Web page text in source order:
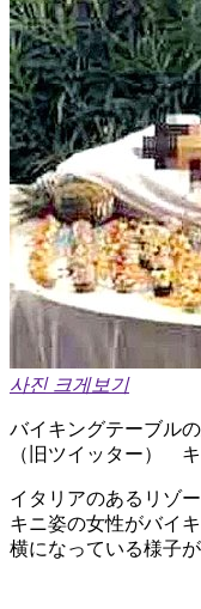
사진 크게보기
バイキングテーブル
（旧ツイッター） キ
イタリアのあるリゾ
キニ姿の女性がバイ
横になっている様子